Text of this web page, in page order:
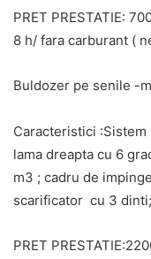
PRET PRESTATIE:
8 h/ fara carburant (
Buldozer pe senile -
Caracteristici
lama dreapta cu 6
m3 ; cadru de
scarificator cu 3
PRET